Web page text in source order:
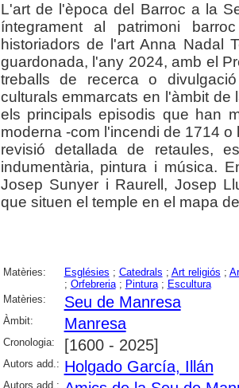
L'art de l'època del Barroc a la
íntegrament al patrimoni
historiadors de l'art Anna Nadal
guardonada, l'any 2024, amb el
treballs de recerca o
culturals emmarcats en l'àmbit
els principals episodis que han
moderna -com l'incendi de 1714
revisió detallada de retaules,
indumentària, pintura i música.
Josep Sunyer i Raurell, Josep
que situen el temple en el mapa
Matèries: Esglésies ; Catedrals ; Art religiós ;
; Orfebreria; Pintura; Escultura
Matèries:
Seu de Manresa
Àmbit: Manresa
Cronologia: [1600 - 2025]
Autors add.: Holgado García, Illán
Autors add.: